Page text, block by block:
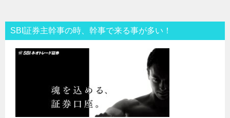
SBI証券主幹事の時、幹事で来る事が多い！